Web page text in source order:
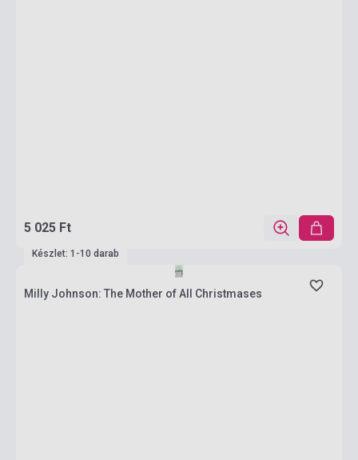
5 025 Ft
Készlet: 1-10 darab
Milly Johnson: The Mother of All Christmases